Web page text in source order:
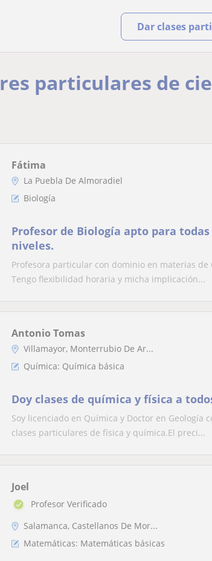
Dar clases
particulares de
Fátima
La Puebla De Almoradiel
Biología
Profesor de Biología apto para
niveles.
Profesora particular con dominio en materias
Tengo flexibilidad horaria y micha implicación...
Antonio Tomas
Villamayor, Monterrubio De Ar...
Química: Química básica
Doy clases de química y física a
Soy licenciado en Química y Doctor en
clases particulares de física y química.El preci...
Joel
Profesor Verificado
Salamanca, Castellanos De Mor...
Matemáticas: Matemáticas básicas